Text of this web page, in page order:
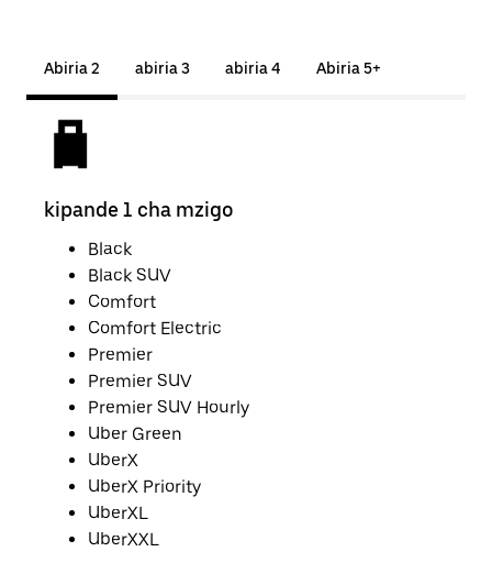
Abiria 2 abiria 3 abiria 4 Abiria 5+
kipande 1 cha mzigo
Black
Black SUV
Comfort
Comfort Electric
Premier
Premier SUV
Premier SUV Hourly
Uber Green
UberX
UberX Priority
UberXL
UberXXL